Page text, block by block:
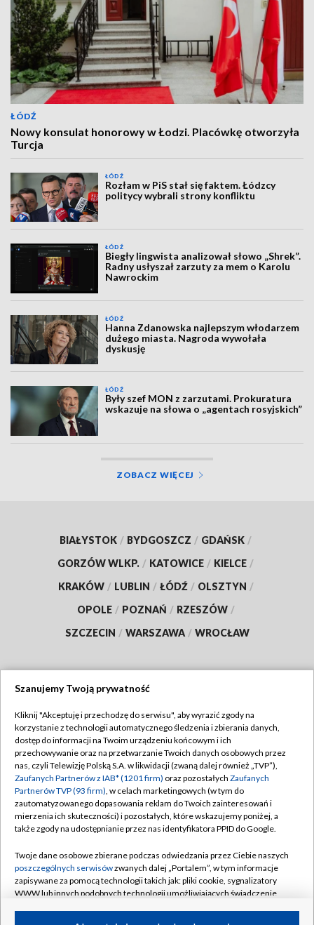
ŁÓDŹ
Nowy konsulat honorowy w Łodzi. Placówkę otworzyła
Turcja
ŁÓDŹ
Rozłam w PiS stał się faktem. Łódzcy
politycy wybrali strony konfliktu
ŁÓDŹ
Biegły lingwista analizował słowo „Shrek”.
Radny usłyszał zarzuty za mem o Karolu
Nawrockim
ŁÓDŹ
Hanna Zdanowska najlepszym włodarzem
dużego miasta. Nagroda wywołała
dyskusję
ŁÓDŹ
Były szef MON z zarzutami. Prokuratura
wskazuje na słowa o „agentach rosyjskich”
ZOBACZ WIĘCEJ
BIAŁYSTOK / BYDGOSZCZ / GDAŃSK /
GORZÓW WLKP. / KATOWICE / KIELCE /
KRAKÓW / LUBLIN / ŁÓDŹ / OLSZTYN /
OPOLE / POZNAŃ / RZESZÓW /
SZCZECIN / WARSZAWA / WROCŁAW
TVP
Abonament TVP
Emisja w TVP
Centrum informacji TVP
Naziemna Telewizja Cyfrowa
Rada Programowa
System NOS
Informacje o nadawcy
Regulamin TVP
Polityka prywatności
Moje zgody
Pomoc
Kontakt
Kanały
Szanujemy Twoją prywatność
Kliknij "Akceptuję i przechodzę do serwisu", aby wyrazić zgody na
korzystanie z technologii automatycznego śledzenia i zbierania danych,
dostęp do informacji na Twoim urządzeniu końcowym i ich
przechowywanie oraz na przetwarzanie Twoich danych osobowych przez
nas, czyli Telewizję Polską S.A. w likwidacji (zwaną dalej również „TVP”),
Zaufanych Partnerów z IAB* (1201 firm) oraz pozostałych Zaufanych
Partnerów TVP (93 firm), w celach marketingowych (w tym do
zautomatyzowanego dopasowania reklam do Twoich zainteresowań i
mierzenia ich skuteczności) i pozostałych, które wskazujemy poniżej, a
także zgody na udostępnianie przez nas identyfikatora PPID do Google.
Twoje dane osobowe zbierane podczas odwiedzania przez Ciebie naszych
poszczególnych serwisówzwanych dalej „Portalem”, w tym informacje
zapisywane za pomocą technologii takich jak: pliki cookie, sygnalizatory
WWW lub innych podobnych technologii umożliwiających świadczenie